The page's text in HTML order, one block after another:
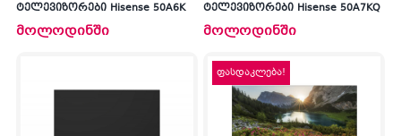
ტელევიზორები Hisense 50A6K
მოლოდინში
ტელევიზორები Hisense 50A7KQ
მოლოდინში
ფასდაკლება!